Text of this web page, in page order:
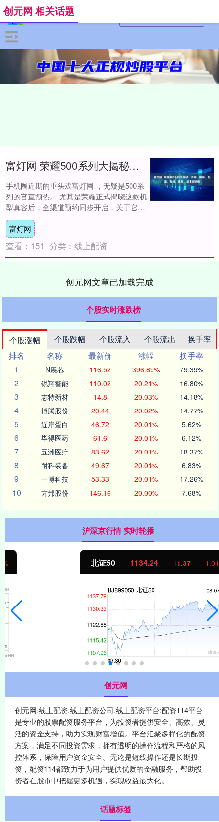
创元网 相关话题
富灯网 荣耀500系列大揭秘：外观、屏幕、配置、影像、续航，基本都清晰
手机圈近期的重头戏富灯网 ，无疑是500系
列的官宣预热。 尤其是荣耀正式揭晓这款机
型真容后，全渠道预约同步开启，关于它的
外观、配置等核心信息也通过官方爆料、博
主....
富灯网
查看： 151 分类： 线上配资
创元网文章已加载完成
个股实时涨跌榜
个股涨幅 个股跌幅 个股流入 个股流出
换手率
排名
名称 最新价 涨幅
换手率
1
N展芯 116.52 396.89% 79.39%
2 锐翔智能 110.02 20.21% 16.80%
3 志特新材 14.8 20.03% 14.18%
4 博腾股份 20.44 20.02% 14.77%
5 近岸蛋白 46.72 20.01% 5.62%
6 毕得医药 61.6 20.01% 6.12%
7 五洲医疗 83.62 20.01% 18.37%
8 耐科装备 49.67 20.01% 6.83%
9 一博科技 53.33 20.01% 17.26%
10 方邦股份 146.16 20.00% 7.68%
沪深京行情 实时轮播
1134.24 11.37 1.01%
创元网
创元网,线上配资,线上配资公司,线上配资平台:配资114平台
是专业的股票配资服务平台，为投资者提供安全、高效、灵
活的资金支持，助力实现财富增值。平台汇聚多样化的配资
方案，满足不同投资需求，拥有透明的操作流程和严格的风
控体系，保障用户资金安全。无论是短线操作还是长期投
资，配资114都致力于为用户提供优质的金融服务，帮助投
资者在股市中把握更多机遇，实现收益最大化。
话题标签